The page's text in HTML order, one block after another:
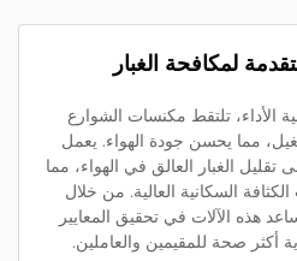
الغبار
تلتقط مكنسات الشوارع
يحسن جودة الهواء. يعمل
العالق في الهواء، مما
السكانية العالية. من خلال
الآلات في تحقيق المعايير
صحة للمقيمين والعاملين.